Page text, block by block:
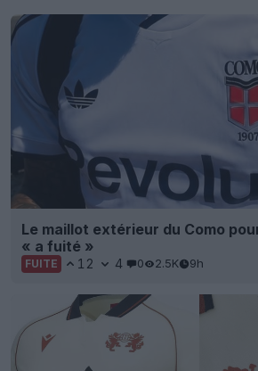
Le maillot extérieur du Como
« a fuité »
FUITE 12 4 0 2.5K 9h